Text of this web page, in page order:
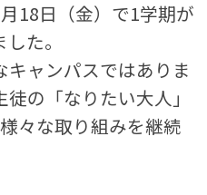
18日（金）で1学期が
た。
ャンパスではありま
の「なりたい大人」
々な取り組みを継続